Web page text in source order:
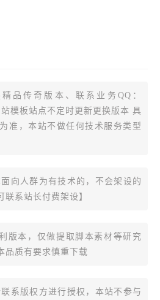
[复制版本链接]
品传奇版本、联系业务QQ：
模板站点不定时更新更换版本 具
准，本站不做任何技术服务类型
面向人群为有技术的，不会架设的
联系站长付费架设】
版本，仅做提取脚本素材等研究
品质有要求慎重下载
系版权方进行授权，本站不参与